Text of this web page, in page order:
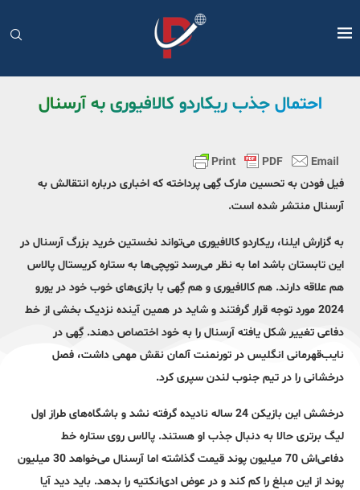
احتمال جذب ریکاردو کالافیوری به آرسنال
فیل فودن به تحسین مارک گِهی پرداخته که اخباری درباره انتقالش به
آرسنال منتشر شده است.
به گزارش ایلنا، ریکاردو کالافیوری می‌تواند نخستین خرید بزرگ آرسنال در
این تابستان باشد اما به نظر می‌رسد توپچی‌ها به ستاره کریستال پالاس
هم علاقه دارند. هم کالافیوری و هم گِهی با بازی‌های خوب خود در یورو
2024 مورد توجه قرار گرفتند و شاید در همین آینده نزدیک بخشی از خط
دفاعی تغییر شکل یافته آرسنال را به خود اختصاص دهند. گِهی در
نایب‌قهرمانی انگلیس در تورنمنت آلمان نقش مهمی داشت، فصل
درخشانی را در تیم جنوب لندن سپری کرد.
درخشش این بازیکن 24 ساله نادیده گرفته نشد و باشگاه‌های طراز اول
لیگ برتری حالا به دنبال جذب او هستند. پالاس روی ستاره خط
دفاعی‌اش 70 میلیون پوند قیمت گذاشته اما آرسنال می‌خواهد 30 میلیون
پوند از این مبلغ را کم کند و در عوض ادی‌انکتیه را بدهد. باید دید آیا